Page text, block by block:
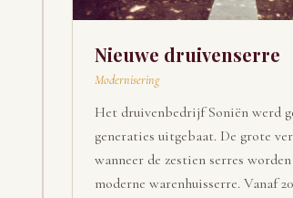
Nieuwe druivenserre
Modernisering
Het druivenbedrijf Soniën werd
generaties uitgebaat. De grote
wanneer de zestien serres
moderne warenhuisserre. Vanaf